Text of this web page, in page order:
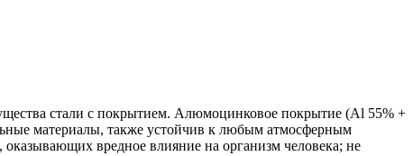
стали с покрытием. Алюмоцинковое покрытие (Аl 55% +
материалы, также устойчив к любым атмосферным
вредное влияние на организм человека; не